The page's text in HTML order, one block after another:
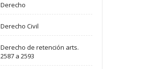
Derecho
Derecho Civil
Derecho de retención arts.
2587 a 2593